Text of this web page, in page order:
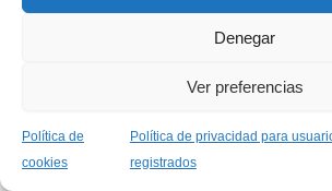
Denegar
Ver preferencias
Política de
cookies
Política de privacidad para
registrados
Todos los derechos © 2026